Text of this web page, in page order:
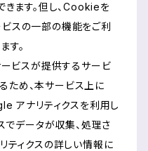
ます。但し、Cookieを
ビスの一部の機能をご利
す。
ービスが提供するサービ
ため、本サービス上に
アナリティクスを利用し
でデータが収集、処理さ
ィクスの詳しい情報に